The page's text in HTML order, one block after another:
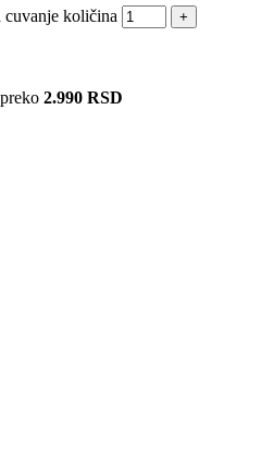
cuvanje količina
2.990 RSD